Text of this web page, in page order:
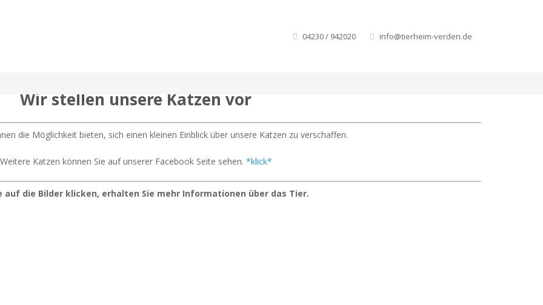
04230 / 942020 info@tierheim-verden.de
Wir stellen unsere Katzen vor
die Möglichkeit bieten, sich einen kleinen Einblick über unsere Katzen zu verschaffen.
Weitere Katzen können Sie auf unserer Facebook Seite sehen. *klick*
auf die Bilder klicken, erhalten Sie mehr Informationen über das Tier.